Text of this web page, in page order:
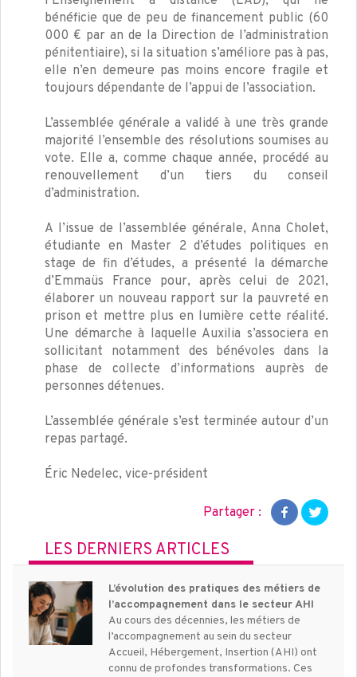
bénéficie que de peu de financement public (60
000 € par an de la Direction de l’administration
pénitentiaire), si la situation s’améliore pas à pas,
elle n’en demeure pas moins encore fragile et
toujours dépendante de l’appui de l’association.
L’assemblée générale a validé à une très grande
majorité l’ensemble des résolutions soumises au
vote. Elle a, comme chaque année, procédé au
renouvellement d’un tiers du conseil
d’administration.
A l’issue de l’assemblée générale, Anna Cholet,
étudiante en Master 2 d’études politiques en
stage de fin d’études, a présenté la démarche
d’Emmaüs France pour, après celui de 2021,
élaborer un nouveau rapport sur la pauvreté en
prison et mettre plus en lumière cette réalité.
Une démarche à laquelle Auxilia s’associera en
sollicitant notamment des bénévoles dans la
phase de collecte d’informations auprès de
personnes détenues.
L’assemblée générale s’est terminée autour d’un
repas partagé.
Éric Nedelec, vice-président
Partager :
LES DERNIERS ARTICLES
L’évolution des pratiques des métiers de
l’accompagnement dans le secteur AHI
Au cours des décennies, les métiers de
l’accompagnement au sein du secteur
Accueil, Hébergement, Insertion (AHI) ont
connu de profondes transformations. Ces